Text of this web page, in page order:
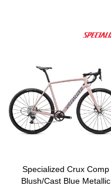
Specialized Crux Comp
Blush/Cast Blue Metallic